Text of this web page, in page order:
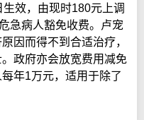
效，由现时180元上调
急病人豁免收费。卢宠
因而得不到合适治疗，
政府亦会放宽费用减免
年1万元，适用于除了